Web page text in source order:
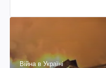
Війна в Україні